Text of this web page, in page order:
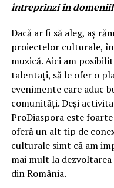
întreprinzi în
Dacă ar fi să aleg, aș
proiectelor culturale,
muzică. Aici am
talentați, să le ofer o
evenimente care aduc
comunități. Deși
ProDiaspora este
oferă un alt tip de
culturale simt că am
mai mult la
din România.